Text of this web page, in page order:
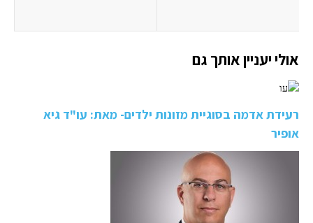
אולי יעניין אותך גם
רעידת אדמה בסוגיית מזונות ילדים- מאת: עו"ד גיא
אופיר